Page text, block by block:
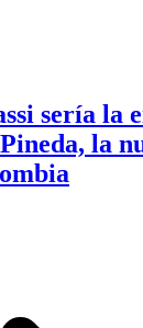
sería la
la